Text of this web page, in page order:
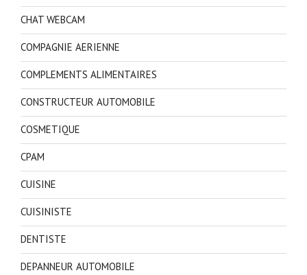
CHAT WEBCAM
COMPAGNIE AERIENNE
COMPLEMENTS ALIMENTAIRES
CONSTRUCTEUR AUTOMOBILE
COSMETIQUE
CPAM
CUISINE
CUISINISTE
DENTISTE
DEPANNEUR AUTOMOBILE